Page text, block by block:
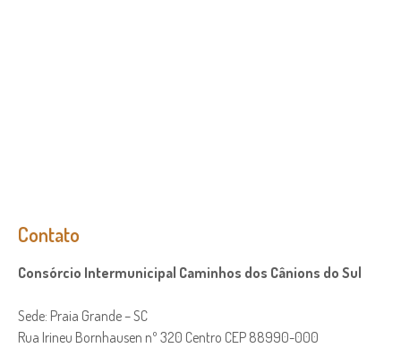
Contato
Consórcio Intermunicipal Caminhos dos Cânions do Sul
Sede: Praia Grande – SC
Rua Irineu Bornhausen nº 320 Centro CEP 88990-000